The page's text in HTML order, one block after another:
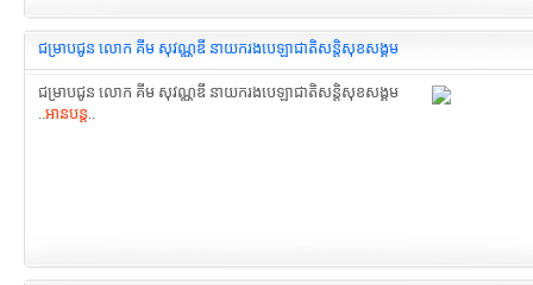
ជម្រាបជូន លោក គីម សុវណ្ណឌី នាយករងបេឡាជាតិ​សន្ដិសុខសង្គម
ជម្រាបជូន លោក គីម សុវណ្ណឌី នាយករងបេឡាជាតិ​សន្ដិសុខសង្គម
..អានបន្ត..